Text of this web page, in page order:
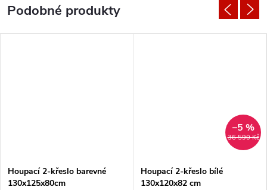
Houpací 2-křeslo barevné
130x125x80cm
36 590 Kč
–5 %
Houpací 2-křeslo bílé
130x120x82 cm